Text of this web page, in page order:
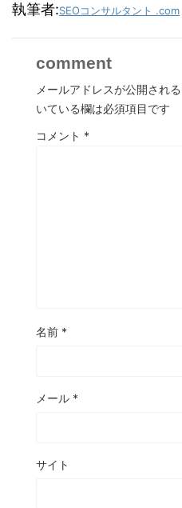
執筆者:SEOコンサルタント .com
comment
メールアドレスが公開され
いている欄は必須項目です
コメント *
名前 *
メール *
サイト